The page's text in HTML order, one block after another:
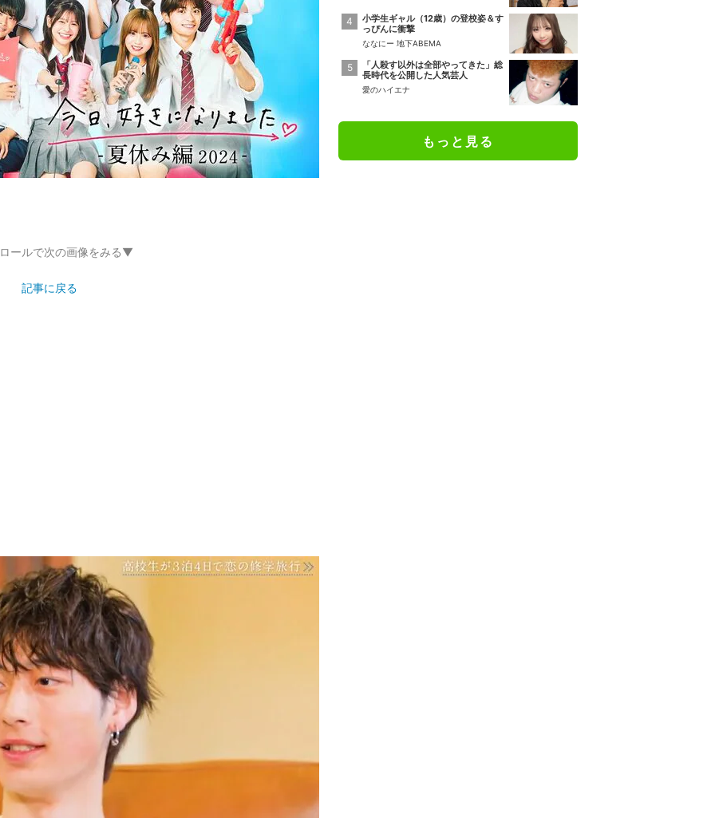
ールで次の画像をみる▼
記事に戻る
小学生ギャル（12歳）の登校姿＆す
っぴんに衝撃
ななにー 地下ABEMA
「人殺す以外は全部やってきた」総
長時代を公開した人気芸人
愛のハイエナ
もっと見る